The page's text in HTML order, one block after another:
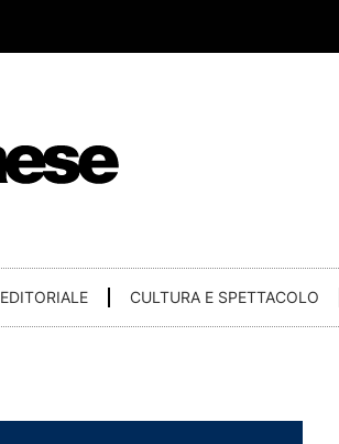
EDITORIALE CULTURA E SPETTACOLO